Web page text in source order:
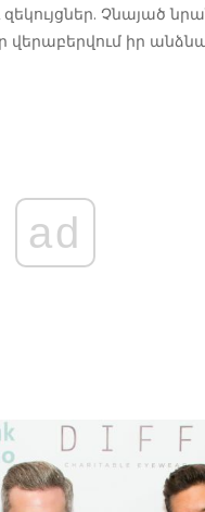
զեկույցներ. Չնայած
իր
ad